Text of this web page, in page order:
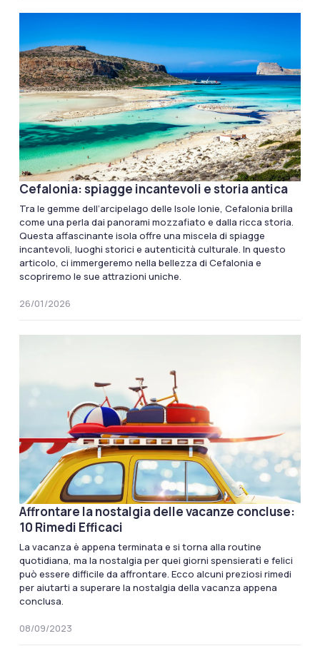
Cefalonia: spiagge incantevoli e storia antica
Tra le gemme dell’arcipelago delle Isole Ionie, Cefalonia brilla
come una perla dai panorami mozzafiato e dalla ricca storia.
Questa affascinante isola offre una miscela di spiagge
incantevoli, luoghi storici e autenticità culturale. In questo
articolo, ci immergeremo nella bellezza di Cefalonia e
scopriremo le sue attrazioni uniche.
26/01/2026
Affrontare la nostalgia delle vacanze concluse:
10 Rimedi Efficaci
La vacanza è appena terminata e si torna alla routine
quotidiana, ma la nostalgia per quei giorni spensierati e felici
può essere difficile da affrontare. Ecco alcuni preziosi rimedi
per aiutarti a superare la nostalgia della vacanza appena
conclusa.
08/09/2023